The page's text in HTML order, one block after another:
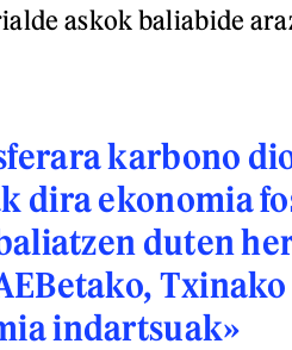
askok baliabide
karbono
dira ekonomia
duten
indartsuak»